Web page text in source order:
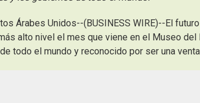
Árabes Unidos--(BUSINESS WIRE)--El
alto nivel el mes que viene en el Museo
todo el mundo y reconocido por ser una